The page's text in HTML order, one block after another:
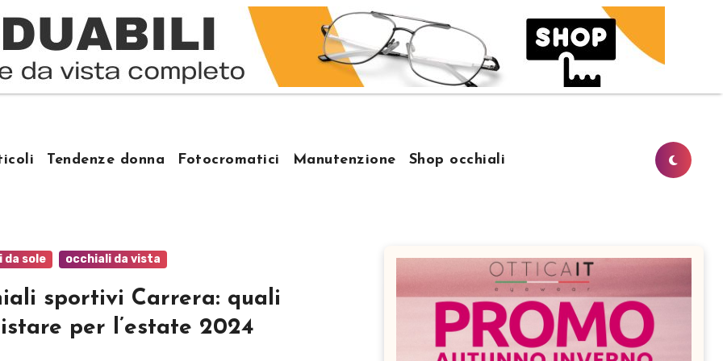
Tendenze donna Fotocromatici Manutenzione Shop occhiali
da sole occhiali da vista
sportivi Carrera: quali
per l’estate 2024